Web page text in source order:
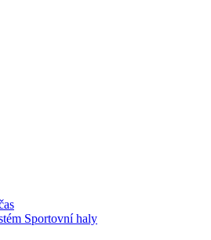
Sportovní haly